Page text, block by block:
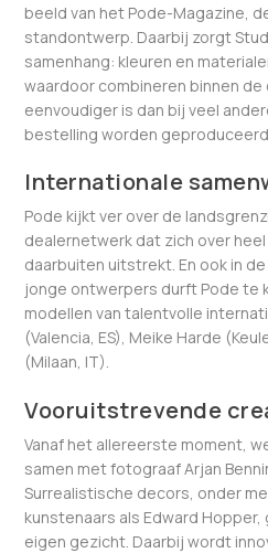
beeld van het Pode-Magazine,
standontwerp. Daarbij zorgt
samenhang: kleuren en
waardoor combineren binnen de
eenvoudiger is dan bij veel
bestelling worden geproduceerd.
Internationale
Pode kijkt ver over de
dealernetwerk dat zich over
daarbuiten uitstrekt. En ook in
jonge ontwerpers durft Pode te
modellen van talentvolle
(Valencia, ES), Meike Harde
(Milaan, IT).
Vooruitstrevende
Vanaf het allereerste moment,
samen met fotograaf Arjan
Surrealistische decors, onder
kunstenaars als Edward
eigen gezicht. Daarbij wordt